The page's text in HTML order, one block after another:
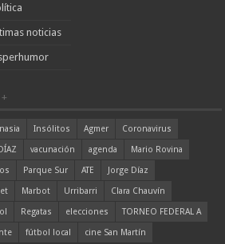
noticias
Insólitos Agmer
Coronavirus
vacunación agenda
Mario Rovina
Parque Sur ATE
Jorge Díaz
Marbot Urribarri
Clara Chauvín
Regatas elecciones
TORNEO FEDERAL A
fútbol local cine San Martín